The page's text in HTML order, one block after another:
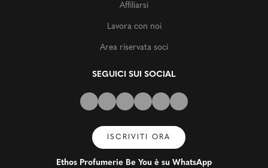
Affiliarsi
Lavora con noi
Area riservata soci
SEGUICI SUI SOCIAL
ISCRIVITI ORA
Ethos Profumerie Be You è su WhatsApp